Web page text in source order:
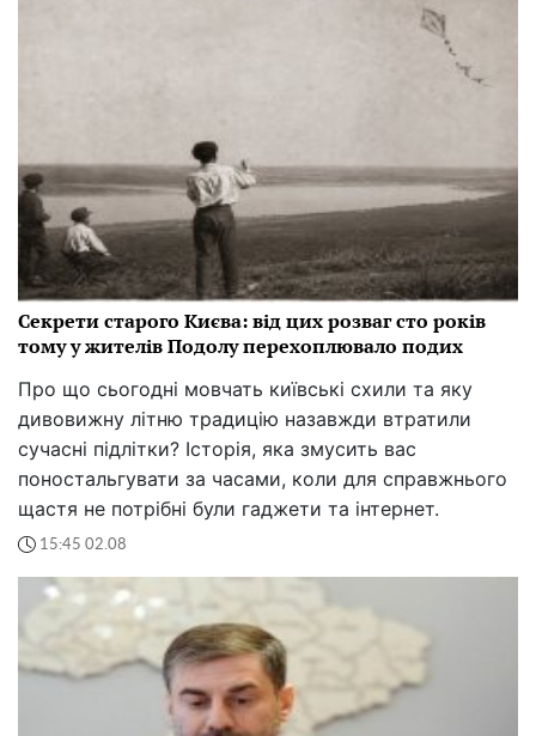
Секрети старого Києва: від цих розваг сто років
тому у жителів Подолу перехоплювало подих
Про що сьогодні мовчать київські схили та яку
дивовижну літню традицію назавжди втратили
сучасні підлітки? Історія, яка змусить вас
поностальгувати за часами, коли для справжнього
щастя не потрібні були гаджети та інтернет.
15:45 02.08